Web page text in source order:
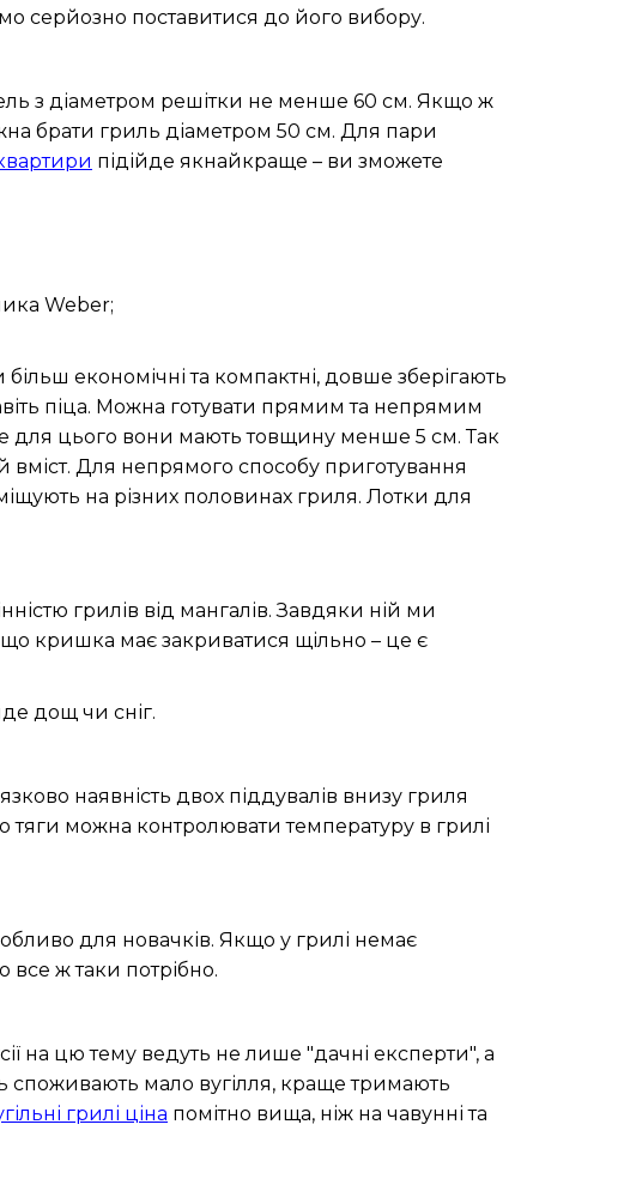
серйозно поставитися до його вибору.
з діаметром решітки не менше 60 см. Якщо ж
брати гриль діаметром 50 см. Для пари
підійде якнайкраще – ви зможете
Weber;
економічні та компактні, довше зберігають
піца. Можна готувати прямим та непрямим
для цього вони мають товщину менше 5 см. Так
вміст. Для непрямого способу приготування
на різних половинах гриля. Лотки для
грилів від мангалів. Завдяки ній ми
кришка має закриватися щільно – це є
дощ чи сніг.
наявність двох піддувалів внизу гриля
тяги можна контролювати температуру в грилі
для новачків. Якщо у грилі немає
ж таки потрібно.
на цю тему ведуть не лише "дачні експерти", а
споживають мало вугілля, краще тримають
грилі ціна помітно вища, ніж на чавунні та